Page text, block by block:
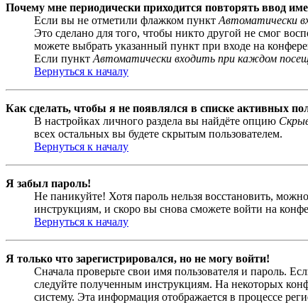
Почему мне периодически приходится повторять ввод
Если вы не отметили флажком пункт Автоматически
Это сделано для того, чтобы никто другой не смог
можете выбрать указанный пункт при входе на
Если пункт Автоматически входить при каждом
Вернуться к началу
Как сделать, чтобы я не появлялся в списке активных
В настройках личного раздела вы найдёте опцию
всех остальных вы будете скрытым пользователем.
Вернуться к началу
Я забыл пароль!
Не паникуйте! Хотя пароль нельзя восстановить,
инструкциям, и скоро вы снова сможете войти на
Вернуться к началу
Я только что зарегистрировался, но не могу войти!
Сначала проверьте свои имя пользователя и пароль.
следуйте полученным инструкциям. На некоторых
систему. Эта информация отображается в процессе